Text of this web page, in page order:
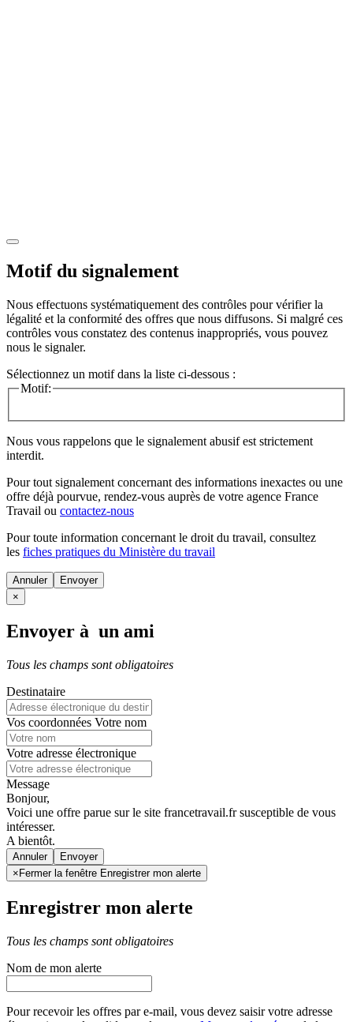
Motif du signalement
Nous effectuons systématiquement des contrôles pour vérifier la
légalité et la conformité des offres que nous diffusons. Si malgré ces
contrôles vous constatez des contenus inappropriés, vous pouvez
nous le signaler.
Sélectionnez un motif dans la liste ci-dessous :
Motif:
Nous vous rappelons que le signalement abusif est strictement
interdit.
Pour tout signalement concernant des informations inexactes ou une
offre déjà pourvue, rendez-vous auprès de votre agence France
Travail ou contactez-nous
Pour toute information concernant le droit du travail, consultez
les fiches pratiques du Ministère du travail
Annuler
×
Envoyer à un ami
Tous les champs sont obligatoires
Destinataire
Vos coordonnées Votre nom
Votre adresse électronique
Message
Bonjour,
Voici une offre parue sur le site francetravail.fr susceptible de vous
intéresser.
A bientôt.
Annuler
× Fermer la fenêtre Enregistrer mon alerte
Enregistrer mon alerte
Tous les champs sont obligatoires
Nom de mon alerte
Pour recevoir les offres par e-mail, vous devez saisir votre adresse